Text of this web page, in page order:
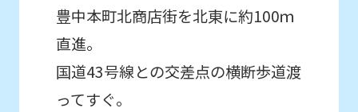
豊中本町北商店街を北東に約100ｍ
直進。
国道43号線との交差点の横断歩道渡
ってすぐ。
original
We